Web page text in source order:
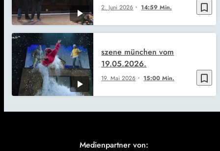
bookmark_border
2. Juni 2026 14:59 Min.
bookmark_border
19. Mai 2026 15:00 Min.
szene münchen vom
19.05.2026.
Medienpartner von: